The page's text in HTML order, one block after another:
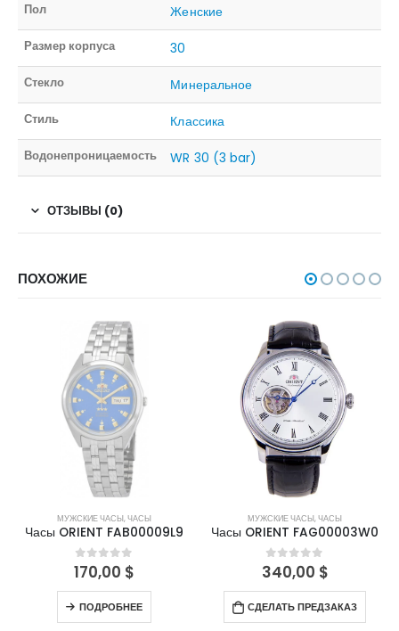
Пол Женские
Размер корпуса 30
Стекло Минеральное
Стиль Классика
Водонепроницаемость WR 30 (3 bar)
ОТЗЫВЫ (0)
ПОХОЖИЕ
НЕТ В НАЛИЧИИ
МУЖСКИЕ ЧАСЫ,ЧАСЫ
Часы ORIENT FAB00009L9
0out of 5
170,00 $
ПОДРОБНЕЕ
МУЖСКИЕ ЧАСЫ,ЧАСЫ
Часы ORIENT FAG00003W0
0 out of 5
340,00 $
СДЕЛАТЬ ПРЕДЗАКАЗ